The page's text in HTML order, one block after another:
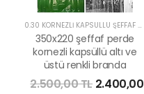
0.30 KORNEZLİ KAPSÜLLÜ ŞEFFAF PERDE
350x220 şeffaf perde
kornezli kapsüllü altı ve
üstü renkli branda
2.500,00 TL 2.400,00